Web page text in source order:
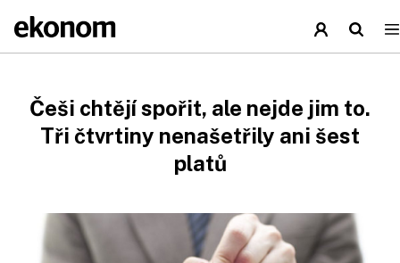
Češi chtějí spořit, ale nejde jim to.
Tři čtvrtiny nenašetřily ani šest
platů